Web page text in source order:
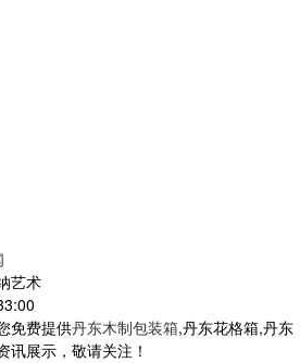
艺术
免费提供丹东木制包装箱,丹东花格箱,丹东
讯展示，敬请关注！